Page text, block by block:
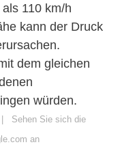
110 km/h
kann der Druck
dem gleichen
würden.
Sehen Sie sich die
an